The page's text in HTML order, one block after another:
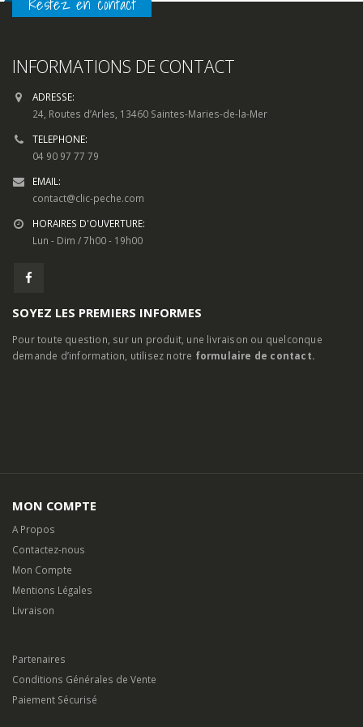
ADRESSE:
24, Routes d’Arles, 13460 Saintes-Maries-de-la-Mer
TELEPHONE:
04 90 97 77 79
EMAIL:
contact@clic-peche.com
HORAIRES D'OUVERTURE:
Lun - Dim / 7h00 - 19h00
SOYEZ LES PREMIERS INFORMES
demande d’information, utilisez notreformulaire de contact.
Contactez-nous
Mon Compte
Mentions Légales
Livraison
Paiement Sécurisé